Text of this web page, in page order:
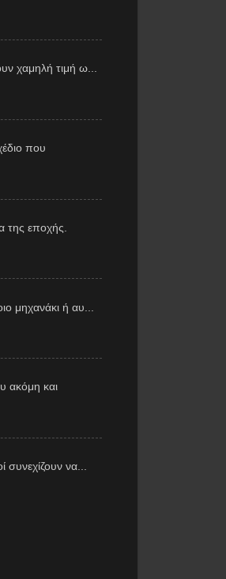
χαμηλή τιμή ω...
που
της εποχής.
μηχανάκι ή αυ...
ακόμη και
συνεχίζουν να...